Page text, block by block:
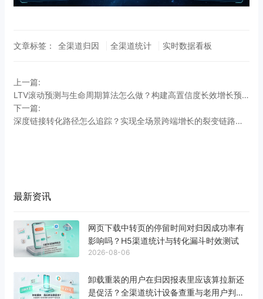
文章标签： 全渠道归因 全渠道统计 实时数据看板
上一篇:
LTV滚动预测与生命周期算法怎么做？构建高置信度长效增长预测模型的高阶实践
下一篇:
深度链接转化路径怎么追踪？实现全场景跨端增长的裂变链路还原方案
最新资讯
网页下载中转页的停留时间对归因成功率有
影响吗？H5渠道统计与转化漏斗时效测试
2026-08-06
卸载重装的用户在归因报表里应该算拉新还
是促活？全渠道统计设备查重与老用户判定